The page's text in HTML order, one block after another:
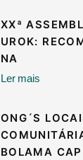
XXª
UROK:
NA
Ler mais
ONG´S
BOLAMA CAP